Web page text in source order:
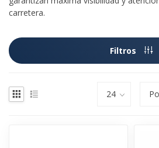
carretera.
Filtros